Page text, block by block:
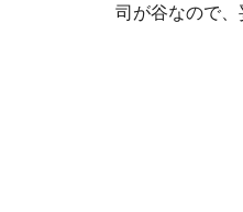
司が谷なので、